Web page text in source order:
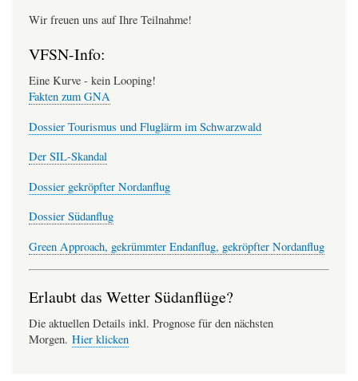
Wir freuen uns auf Ihre Teilnahme!
VFSN-Info:
Eine Kurve - kein Looping!
Fakten zum GNA
Dossier Tourismus und Fluglärm im Schwarzwald
Der SIL-Skandal
Dossier gekröpfter Nordanflug
Dossier Südanflug
Green Approach, gekrümmter Endanflug, gekröpfter Nordanflug
Erlaubt das Wetter Südanflüge?
Die aktuellen Details inkl. Prognose für den nächsten
Morgen. Hier klicken